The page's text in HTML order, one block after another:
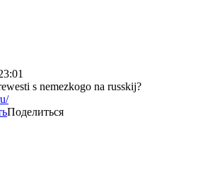
s nemezkogo na russkij?
Поделиться